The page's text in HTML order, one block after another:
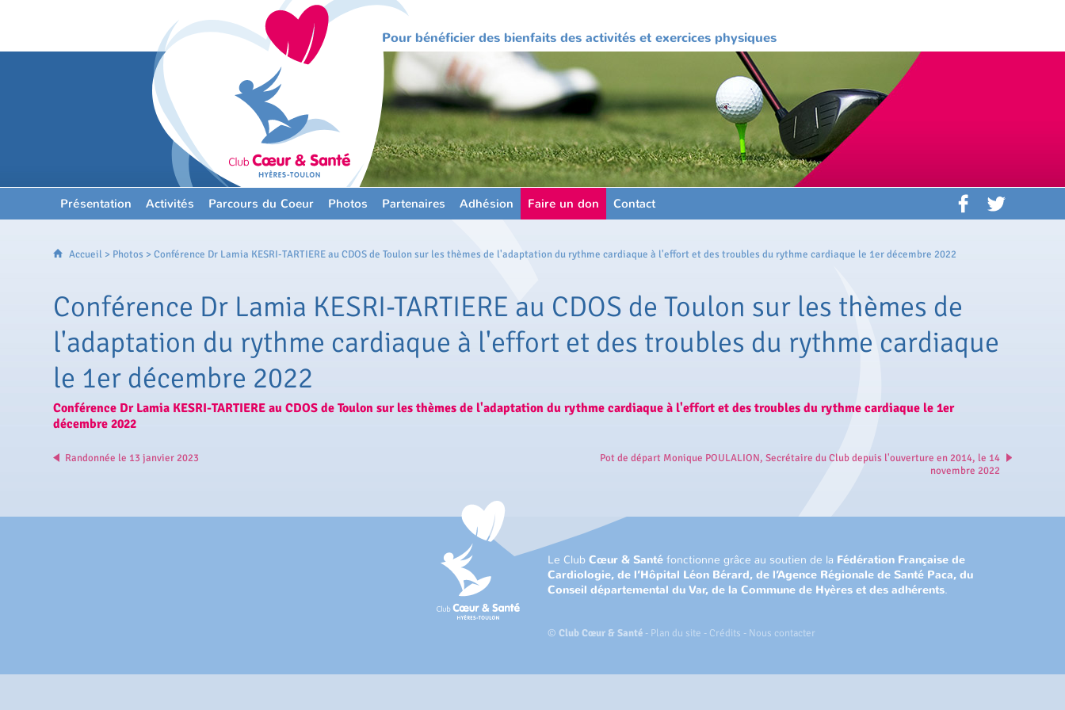
Pour bénéficier des bienfaits des activités et exercices physiques
Présentation Activités Parcours du Coeur Photos Partenaires Adhésion Faire un don Contact
Accueil > Photos > Conférence Dr Lamia KESRI-TARTIERE au CDOS de Toulon sur les thèmes de l'adaptation du rythme cardiaque à l'effort et des troubles du rythme cardiaque le 1er décembre 2022
Conférence Dr Lamia KESRI-TARTIERE au CDOS de Toulon sur les thèmes de
l'adaptation du rythme cardiaque à l'effort et des troubles du rythme cardiaque
le 1er décembre 2022
Conférence Dr Lamia KESRI-TARTIERE au CDOS de Toulon sur les thèmes de l'adaptation du rythme cardiaque à l'effort et des troubles du rythme cardiaque le 1er
décembre 2022
Randonnée le 13 janvier 2023
Pot de départ Monique POULALION, Secrétaire du Club depuis l'ouverture en 2014, le 14
novembre 2022
Le ClubCœur & Santé fonctionne grâce au soutien de la Fédération Française de
Cardiologie, de l’Hôpital Léon Bérard, de l’Agence Régionale de Santé Paca, du
Conseil départemental du Var, de la Commune de Hyères et des adhérents.
©Club Cœur & Santé - Plan du site - Crédits - Nous contacter